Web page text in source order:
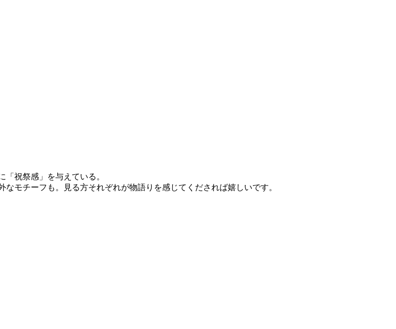
祝祭感」を与えている。
モチーフも。見る方それぞれが物語りを感じてくだされば嬉しいです。